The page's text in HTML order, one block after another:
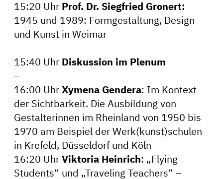
15:20 Uhr Prof. Dr. Siegfried Gronert:
1945 und 1989: Formgestaltung, Design
und Kunst in Weimar
15:40 Uhr Diskussion im Plenum
–
16:00 Uhr Xymena Gendera: Im Kontext
der Sichtbarkeit. Die Ausbildung von
Gestalterinnen im Rheinland von 1950 bis
1970 am Beispiel der Werk(kunst)schulen
in Krefeld, Düsseldorf und Köln
16:20 Uhr Viktoria Heinrich: „Flying
Students“ und „Traveling Teachers“ –